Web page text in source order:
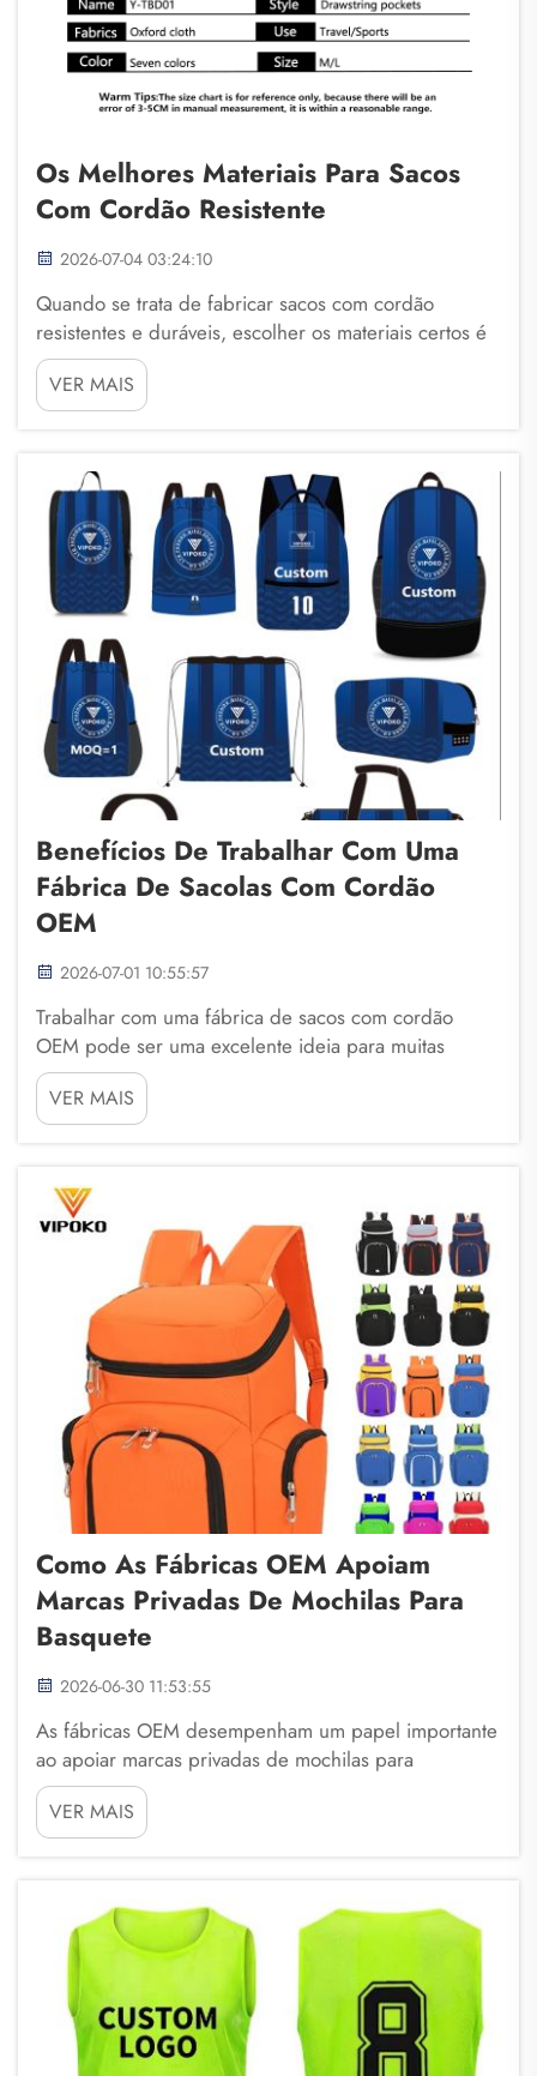
Os Melhores Materiais Para Sacos
Com Cordão Resistente
2026-07-04 03:24:10
Quando se trata de fabricar sacos com cordão
resistentes e duráveis, escolher os materiais certos é
extremamente importante. Esses sacos são excelentes
para transportar itens como roupas de academia,
livros ou brinquedos, mas precisam ser feitos de
VER MAIS
Benefícios De Trabalhar Com Uma
Fábrica De Sacolas Com Cordão
OEM
2026-07-01 10:55:57
Trabalhar com uma fábrica de sacos com cordão
OEM pode ser uma excelente ideia para muitas
empresas. A Fuzhou Saipulang Trading sabe que
sacos personalizados não são apenas úteis para
transportar objetos, mas também ajudam a fortalecer
OEM (Origem...
VER MAIS
Como As Fábricas OEM Apoiam
Marcas Privadas De Mochilas Para
Basquete
2026-06-30 11:53:55
As fábricas OEM desempenham um papel importante
ao apoiar marcas privadas de mochilas para
basquete. Essas fábricas produzem mochilas para
diferentes marcas sem colocar sua própria marca
nelas. Isso significa que empresas como a Fuzhou
mochilas exclusivas ...
VER MAIS